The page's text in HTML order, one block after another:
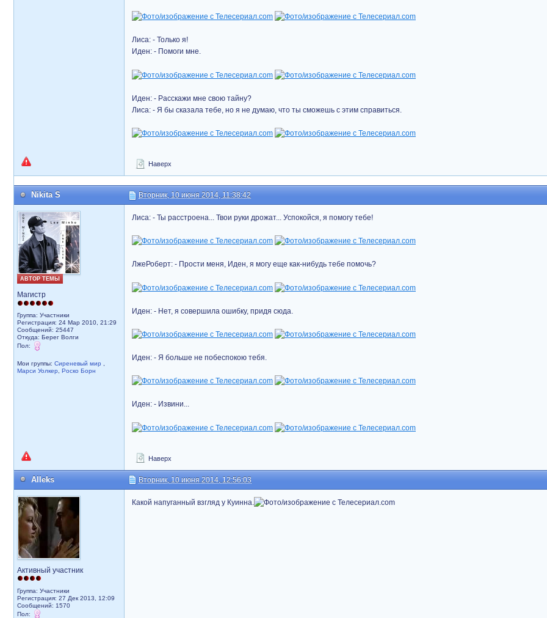
Лиса: - Только я!
Иден: - Помоги мне.
Иден: - Расскажи мне свою тайну?
Лиса: - Я бы сказала тебе, но я не думаю, что ты сможешь с этим справиться.
Наверх
Nikita S Вторник, 10 июня 2014, 11:38:42
АВТОР ТЕМЫ
Магистр
Группа: Участники
Регистрация: 24 Мар 2010, 21:29
Сообщений: 25447
Откуда: Берег Волги
Пол:
Мои группы: Сиреневый мир
Марси Уолкер
Роско Борн
Лиса: - Ты расстроена... Твои руки дрожат... Успокойся, я помогу тебе!
ЛжеРоберт: - Прости меня, Иден, я могу еще как-нибудь тебе помочь?
Иден: - Нет, я совершила ошибку, придя сюда.
Иден: - Я больше не побеспокою тебя.
Иден: - Извини...
Наверх
Alleks Вторник, 10 июня 2014, 12:56:03
Активный участник
Группа: Участники
Регистрация: 27 Дек 2013, 12:09
Сообщений: 1570
Пол:
Какой напуганный взгляд у Куинна.